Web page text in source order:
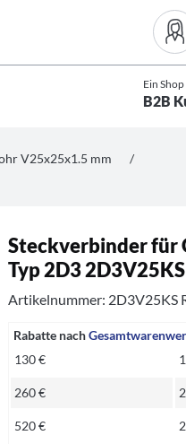
Ein
B2B
V25x25x1.5 mm
/
Steckverbinder für
Typ 2D3
Artikelnummer: 2D3V25KS
Rabatte nach
130 €
260 €
520 €